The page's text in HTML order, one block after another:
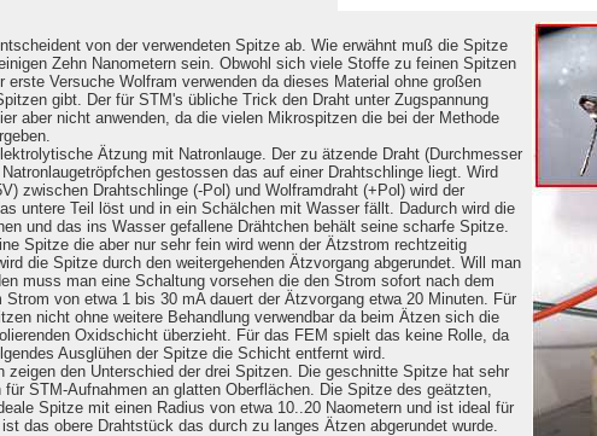
von der verwendeten Spitze ab. Wie erwähnt muß die Spitze
Zehn Nanometern sein. Obwohl sich viele Stoffe zu feinen Spitzen
erste Versuche Wolfram verwenden da dieses Material ohne großen
gibt. Der für STM's übliche Trick den Draht unter Zugspannung
aber nicht anwenden, da die vielen Mikrospitzen die bei der Methode
Ätzung mit Natronlauge. Der zu ätzende Draht (Durchmesser
gestossen das auf einer Drahtschlinge liegt. Wird
zwischen Drahtschlinge (-Pol) und Wolframdraht (+Pol) wird der
untere Teil löst und in ein Schälchen mit Wasser fällt. Dadurch wird die
und das ins Wasser gefallene Drähtchen behält seine scharfe Spitze.
Spitze die aber nur sehr fein wird wenn der Ätzstrom rechtzeitig
die Spitze durch den weitergehenden Ätzvorgang abgerundet. Will man
muss man eine Schaltung vorsehen die den Strom sofort nach dem
von etwa 1 bis 30 mA dauert der Ätzvorgang etwa 20 Minuten. Für
nicht ohne weitere Behandlung verwendbar da beim Ätzen sich die
Oxidschicht überzieht. Für das FEM spielt das keine Rolle, da
Ausglühen der Spitze die Schicht entfernt wird.
zeigen den Unterschied der drei Spitzen. Die geschnitte Spitze hat sehr
STM-Aufnahmen an glatten Oberflächen. Die Spitze des geätzten,
Spitze mit einen Radius von etwa 10..20 Naometern und ist ideal für
das obere Drahtstück das durch zu langes Ätzen abgerundet wurde.